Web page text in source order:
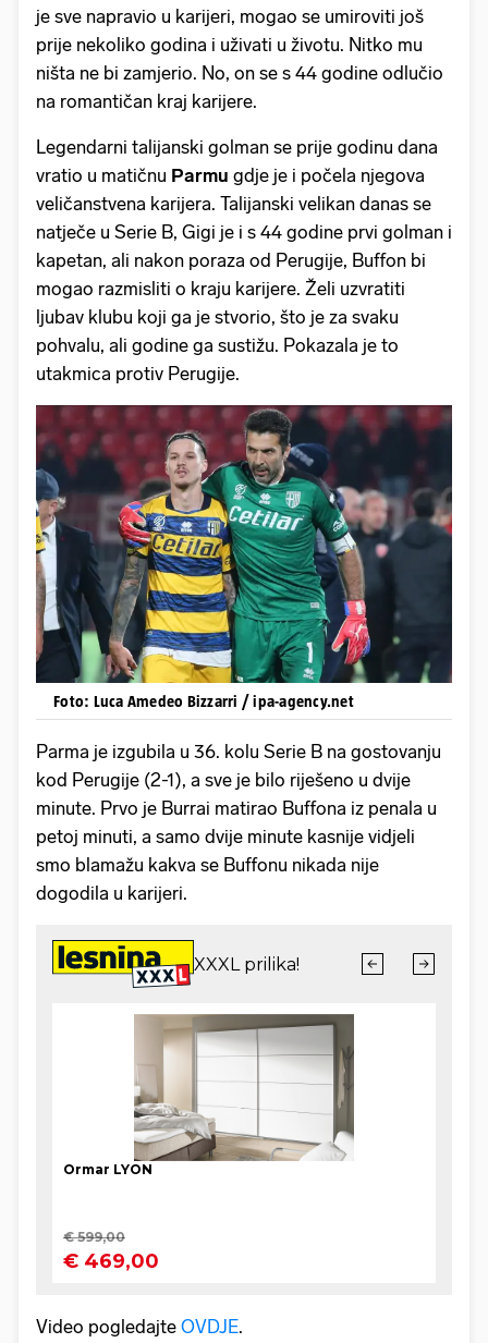
je sve napravio u karijeri, mogao se umiroviti još
prije nekoliko godina i uživati u životu. Nitko mu
ništa ne bi zamjerio. No, on se s 44 godine odlučio
na romantičan kraj karijere.
Legendarni talijanski golman se prije godinu dana
vratio u matičnu Parmu gdje je i počela njegova
veličanstvena karijera. Talijanski velikan danas se
natječe u Serie B, Gigi je i s 44 godine prvi golman i
kapetan, ali nakon poraza od Perugije, Buffon bi
mogao razmisliti o kraju karijere. Želi uzvratiti
ljubav klubu koji ga je stvorio, što je za svaku
pohvalu, ali godine ga sustižu. Pokazala je to
utakmica protiv Perugije.
Foto: Luca Amedeo Bizzarri / ipa-agency.net
Parma je izgubila u 36. kolu Serie B na gostovanju
kod Perugije (2-1), a sve je bilo riješeno u dvije
minute. Prvo je Burrai matirao Buffona iz penala u
petoj minuti, a samo dvije minute kasnije vidjeli
smo blamažu kakva se Buffonu nikada nije
dogodila u karijeri.
Video pogledajte OVDJE.